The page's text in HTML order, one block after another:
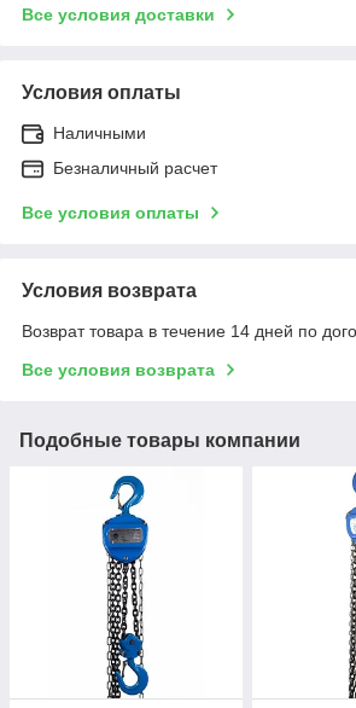
Все условия доставки
Условия оплаты
Наличными
Безналичный расчет
Все условия оплаты
Условия возврата
Возврат товара в течение 14 дней по
Все условия возврата
Подобные товары компании